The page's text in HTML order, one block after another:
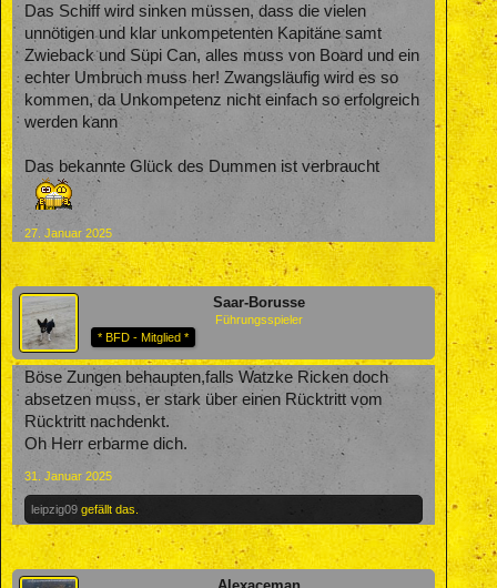
Das Schiff wird sinken müssen, dass die vielen
unnötigen und klar unkompetenten Kapitäne samt
Zwieback und Süpi Can, alles muss von Board und ein
echter Umbruch muss her! Zwangsläufig wird es so
kommen, da Unkompetenz nicht einfach so erfolgreich
werden kann
Das bekannte Glück des Dummen ist verbraucht
27. Januar 2025
Saar-Borusse
Führungsspieler
* BFD - Mitglied *
Böse Zungen behaupten,falls Watzke Ricken doch
absetzen muss, er stark über einen Rücktritt vom
Rücktritt nachdenkt.
Oh Herr erbarme dich.
31. Januar 2025
leipzig09 gefällt das.